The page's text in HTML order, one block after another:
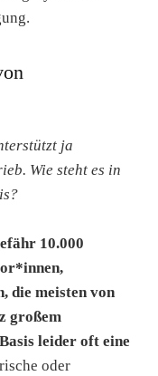
ja
Wie steht es in
10.000
die meisten von
großem
leider oft eine
oder